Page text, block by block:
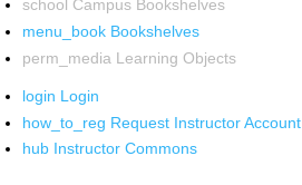
school Campus Bookshelves
menu_book Bookshelves
perm_media Learning Objects
login Login
how_to_reg Request Instructor Account
hub Instructor Commons